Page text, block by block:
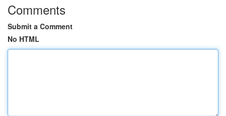
Comments
Submit a Comment
No HTML